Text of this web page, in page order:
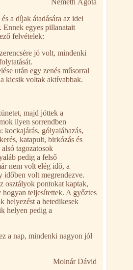
Németh Ágota
a díjak átadására az idei
Ennek egyes pillanatait
felvételek:
jó volt, mindenki
után egy zenés műsorral
kicsik voltak aktívabbak.
majd jöttek a
ilyen sorrendben
kockajárás, gólyalábazás,
katapult, birkózás és
tagozatosok
pedig a felső
nem volt elég idő, a
időben volt megrendezve.
osztályok pontokat kaptak,
teljesítettek. A győztes
helyezést a hetedikesek
helyen pedig a
a nap, mindenki nagyon jól
Molnár Dávid